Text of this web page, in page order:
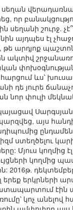
շուրջ.
այդպես էլ
թե արդյոք
ևս՝
յուրե
նոր փուլի
այս
Մյուս կողմից
կողմից
2016թ.
երկրների
էին
կոչ անելով